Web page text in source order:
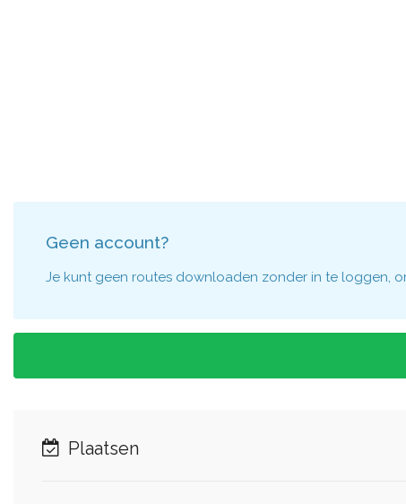
Geen account?
Je kunt geen routes downloaden zonder in te loggen,
Plaatsen